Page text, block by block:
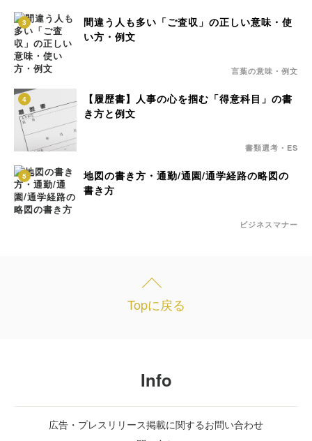
3
間違う人も多い「ご査収」の正しい意味・使
い方・例文
言葉の意味・例文
4
【履歴書】人事の心を掴む「得意科目」の書
き方と例文
書類選考・ES
5
地図の書き方・通勤/通園/通学経路の略図の
書き方
ビジネスマナー
Topに戻る
Info
広告・プレスリリース掲載に関するお問い合わせ